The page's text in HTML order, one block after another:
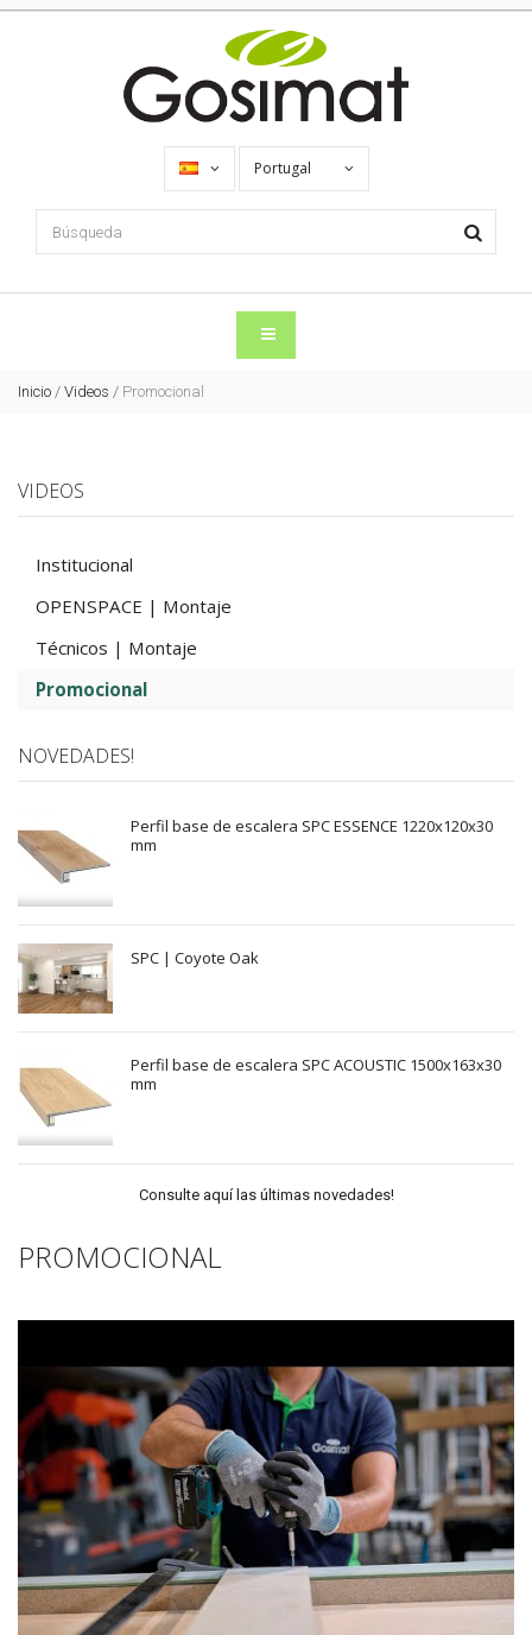
Portugal
Inicio / Videos / Promocional
VIDEOS
Institucional
OPENSPACE | Montaje
Técnicos | Montaje
Promocional
NOVEDADES!
Perfil base de escalera SPC ESSENCE 1220x120x30
mm
SPC | Coyote Oak
Perfil base de escalera SPC ACOUSTIC 1500x163x30
mm
Consulte aquí las últimas novedades!
PROMOCIONAL